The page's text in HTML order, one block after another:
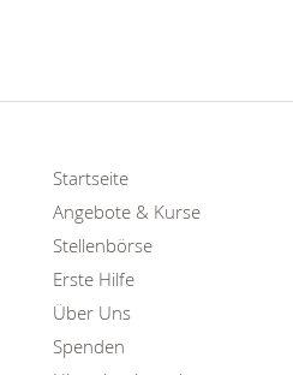
Startseite
Angebote & Kurse
Stellenbörse
Erste Hilfe
Über Uns
Spenden